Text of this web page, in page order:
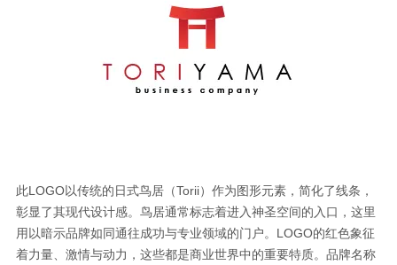
此LOGO以传统的日式鸟居（Torii）作为图形元素，简化了线条，
彰显了其现代设计感。鸟居通常标志着进入神圣空间的入口，这里
用以暗示品牌如同通往成功与专业领域的门户。LOGO的红色象征
着力量、激情与动力，这些都是商业世界中的重要特质。品牌名称